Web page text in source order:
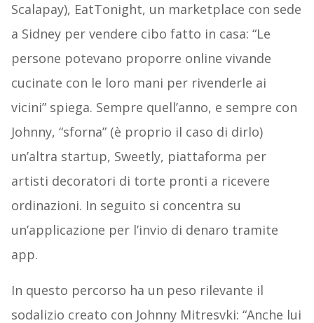
Scalapay), EatTonight, un marketplace con sede
a Sidney per vendere cibo fatto in casa: “Le
persone potevano proporre online vivande
cucinate con le loro mani per rivenderle ai
vicini” spiega. Sempre quell’anno, e sempre con
Johnny, “sforna” (è proprio il caso di dirlo)
un’altra startup, Sweetly, piattaforma per
artisti decoratori di torte pronti a ricevere
ordinazioni. In seguito si concentra su
un’applicazione per l’invio di denaro tramite
app.
In questo percorso ha un peso rilevante il
sodalizio creato con Johnny Mitresvki: “Anche lui